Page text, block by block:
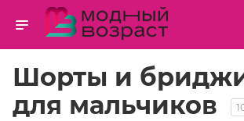
Шорты и
для мальчиков